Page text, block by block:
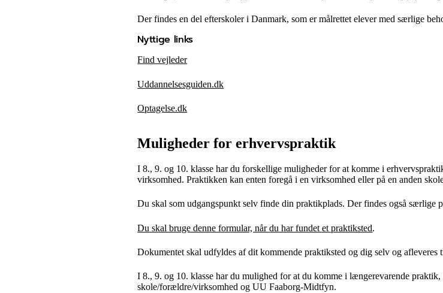
Der findes en del efterskoler i Danmark, som er målrettet elever med særlige
Nyttige links
Find vejleder
Uddannelsesguiden.dk
Optagelse.dk
Muligheder for erhvervspraktik
I 8., 9. og 10. klasse har du forskellige muligheder for at komme i
virksomhed. Praktikken kan enten foregå i en virksomhed eller på en anden
Du skal som udgangspunkt selv finde din praktikplads. Der findes også
Du skal bruge denne formular, når du har fundet et praktiksted.
Dokumentet skal udfyldes af dit kommende praktiksted og dig selv og
I 8., 9. og 10. klasse har du mulighed for at du komme i længerevarende
skole/forældre/virksomhed og UU Faaborg-Midtfyn.